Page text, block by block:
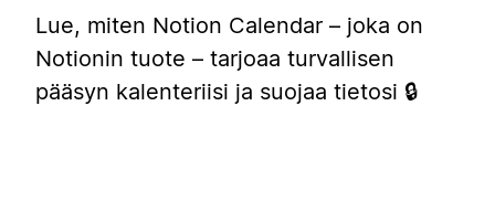
Lue, miten Notion Calendar – joka on
Notionin tuote – tarjoaa turvallisen
pääsyn kalenteriisi ja suojaa tietosi 🔒